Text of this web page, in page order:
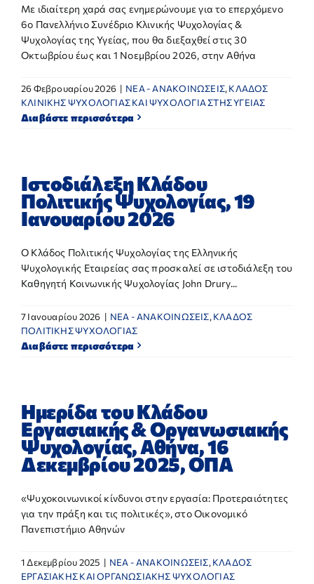
Με ιδιαίτερη χαρά σας ενημερώνουμε για το επερχόμενο
6ο Πανελλήνιο Συνέδριο Κλινικής Ψυχολογίας &
Ψυχολογίας της Υγείας, που θα διεξαχθεί στις 30
Οκτωβρίου έως και 1 Νοεμβρίου 2026, στην Αθήνα
26 Φεβρουαρίου 2026 | NEA - ΑΝΑΚΟΙΝΩΣΕΙΣ, ΚΛΑΔΟΣ
ΚΛΙΝΙΚΗΣ ΨΥΧΟΛΟΓΙΑΣ ΚΑΙ ΨΥΧΟΛΟΓΙΑ ΣΤΗΣ ΥΓΕΙΑΣ
Διαβάστε περισσότερα
Ιστοδιάλεξη Κλάδου
Πολιτικής Ψυχολογίας, 19
Ιανουαρίου 2026
Ο Κλάδος Πολιτικής Ψυχολογίας της Ελληνικής
Ψυχολογικής Εταιρείας σας προσκαλεί σε ιστοδιάλεξη του
Καθηγητή Κοινωνικής Ψυχολογίας John Drury...
7 Ιανουαρίου 2026 | NEA - ΑΝΑΚΟΙΝΩΣΕΙΣ, ΚΛΑΔΟΣ
ΠΟΛΙΤΙΚΗΣ ΨΥΧΟΛΟΓΙΑΣ
Διαβάστε περισσότερα
Ημερίδα του Κλάδου
Εργασιακής & Οργανωσιακής
Ψυχολογίας, Αθήνα, 16
Δεκεμβρίου 2025, ΟΠΑ
«Ψυχοκοινωνικοί κίνδυνοι στην εργασία: Προτεραιότητες
για την πράξη και τις πολιτικές», στο Οικονομικό
Πανεπιστήμιο Αθηνών
1 Δεκεμβρίου 2025 | NEA - ΑΝΑΚΟΙΝΩΣΕΙΣ, ΚΛΑΔΟΣ
ΕΡΓΑΣΙΑΚΗΣ ΚΑΙ ΟΡΓΑΝΩΣΙΑΚΗΣ ΨΥΧΟΛΟΓΙΑΣ